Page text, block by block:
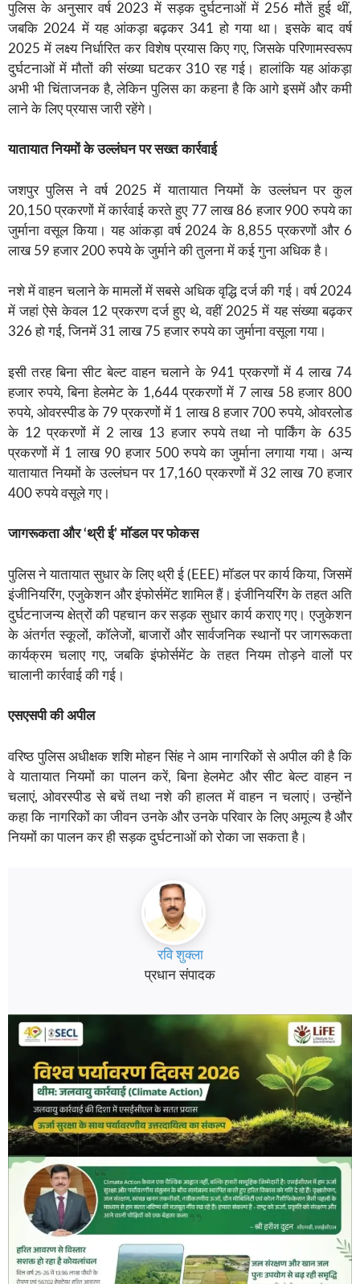
पुलिस के अनुसार वर्ष 2023 में सड़क दुर्घटनाओं में 256 मौतें हुई थीं,
जबकि 2024 में यह आंकड़ा बढ़कर 341 हो गया था। इसके बाद वर्ष
2025 में लक्ष्य निर्धारित कर विशेष प्रयास किए गए, जिसके परिणामस्वरूप
दुर्घटनाओं में मौतों की संख्या घटकर 310 रह गई। हालांकि यह आंकड़ा
अभी भी चिंताजनक है, लेकिन पुलिस का कहना है कि आगे इसमें और कमी
लाने के लिए प्रयास जारी रहेंगे।
यातायात नियमों के उल्लंघन पर सख्त कार्रवाई
जशपुर पुलिस ने वर्ष 2025 में यातायात नियमों के उल्लंघन पर कुल
20,150 प्रकरणों में कार्रवाई करते हुए 77 लाख 86 हजार 900 रुपये का
जुर्माना वसूल किया। यह आंकड़ा वर्ष 2024 के 8,855 प्रकरणों और 6
लाख 59 हजार 200 रुपये के जुर्माने की तुलना में कई गुना अधिक है।
नशे में वाहन चलाने के मामलों में सबसे अधिक वृद्धि दर्ज की गई। वर्ष 2024
में जहां ऐसे केवल 12 प्रकरण दर्ज हुए थे, वहीं 2025 में यह संख्या बढ़कर
326 हो गई, जिनमें 31 लाख 75 हजार रुपये का जुर्माना वसूला गया।
इसी तरह बिना सीट बेल्ट वाहन चलाने के 941 प्रकरणों में 4 लाख 74
हजार रुपये, बिना हेलमेट के 1,644 प्रकरणों में 7 लाख 58 हजार 800
रुपये, ओवरस्पीड के 79 प्रकरणों में 1 लाख 8 हजार 700 रुपये, ओवरलोड
के 12 प्रकरणों में 2 लाख 13 हजार रुपये तथा नो पार्किंग के 635
प्रकरणों में 1 लाख 90 हजार 500 रुपये का जुर्माना लगाया गया। अन्य
यातायात नियमों के उल्लंघन पर 17,160 प्रकरणों में 32 लाख 70 हजार
400 रुपये वसूले गए।
जागरूकता और ‘थ्री ई’ मॉडल पर फोकस
पुलिस ने यातायात सुधार के लिए थ्री ई (EEE) मॉडल पर कार्य किया, जिसमें
इंजीनियरिंग, एजुकेशन और इंफोर्समेंट शामिल हैं। इंजीनियरिंग के तहत अति
दुर्घटनाजन्य क्षेत्रों की पहचान कर सड़क सुधार कार्य कराए गए। एजुकेशन
के अंतर्गत स्कूलों, कॉलेजों, बाजारों और सार्वजनिक स्थानों पर जागरूकता
कार्यक्रम चलाए गए, जबकि इंफोर्समेंट के तहत नियम तोड़ने वालों पर
चालानी कार्रवाई की गई।
एसएसपी की अपील
वरिष्ठ पुलिस अधीक्षक शशि मोहन सिंह ने आम नागरिकों से अपील की है कि
वे यातायात नियमों का पालन करें, बिना हेलमेट और सीट बेल्ट वाहन न
चलाएं, ओवरस्पीड से बचें तथा नशे की हालत में वाहन न चलाएं। उन्होंने
कहा कि नागरिकों का जीवन उनके और उनके परिवार के लिए अमूल्य है और
नियमों का पालन कर ही सड़क दुर्घटनाओं को रोका जा सकता है।
रवि शुक्ला
प्रधान संपादक